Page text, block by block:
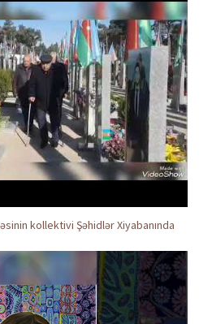
kollektivi Şəhidlər Xiyabanında